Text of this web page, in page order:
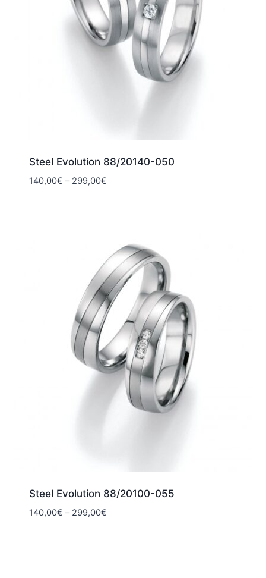
Steel Evolution 88/20140-050
140,00€ – 299,00€Hintaluokka:
Steel Evolution 88/20100-055
140,00€ – 299,00€Hintaluokka: